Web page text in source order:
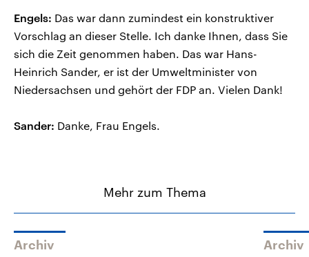
Engels: Das war dann zumindest ein konstruktiver
Vorschlag an dieser Stelle. Ich danke Ihnen, dass Sie
sich die Zeit genommen haben. Das war Hans-
Heinrich Sander, er ist der Umweltminister von
Niedersachsen und gehört der FDP an. Vielen Dank!
Sander: Danke, Frau Engels.
Mehr zum Thema
Archiv Archiv